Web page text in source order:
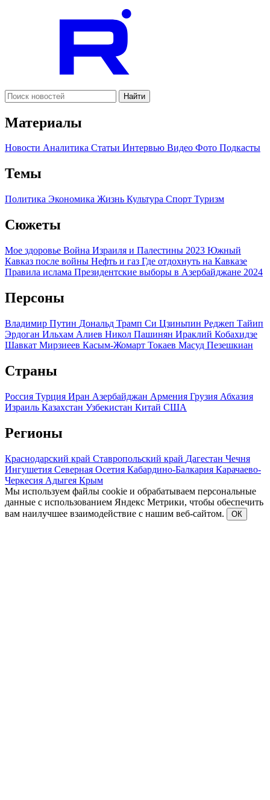
Найти
Материалы
Новости Аналитика Статьи Интервью Видео Фото Подкасты
Темы
Политика Экономика Жизнь Культура Спорт Туризм
Сюжеты
Мое здоровье Война Израиля и Палестины 2023 Южный
Кавказ после войны Нефть и газ Где отдохнуть на Кавказе
Правила ислама Президентские выборы в Азербайджане 2024
Персоны
Владимир Путин Дональд Трамп Си Цзиньпин Реджеп Тайип
Эрдоган Ильхам Алиев Никол Пашинян Ираклий Кобахидзе
Шавкат Мирзиеев Касым-Жомарт Токаев Масуд Пезешкиан
Страны
Россия Турция Иран Азербайджан Армения Грузия Абхазия
Израиль Казахстан Узбекистан Китай США
Регионы
Краснодарский край Ставропольский край Дагестан Чечня
Ингушетия Северная Осетия Кабардино-Балкария Карачаево-
Черкесия Адыгея Крым
Мы используем файлы cookie и обрабатываем персональные
данные с использованием Яндекс Метрики, чтобы обеспечить
вам наилучшее взаимодействие с нашим веб-сайтом.
ОК